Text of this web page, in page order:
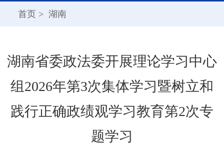
首页 > 湖南
湖南省委政法委开展理论学习中心
组2026年第3次集体学习暨树立和
践行正确政绩观学习教育第2次专
题学习